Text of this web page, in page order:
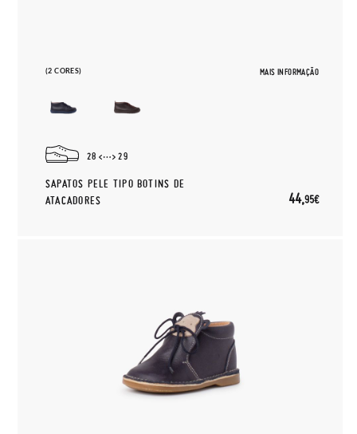
(2 CORES) MAIS INFORMAÇÃO
28 29
SAPATOS PELE TIPO BOTINS DE
ATACADORES
44,95€